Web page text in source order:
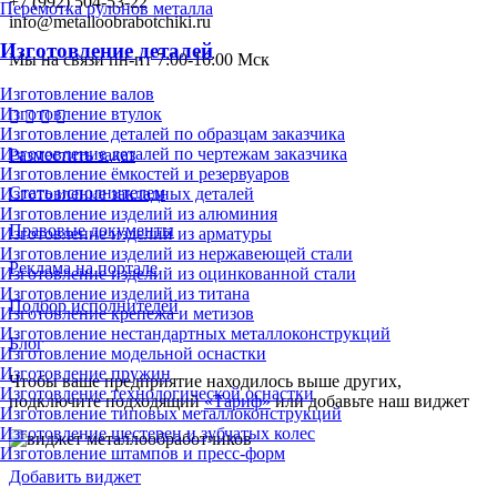
Перемотка рулонов металла
Изготовление деталей
Изготовление валов
Изготовление втулок
Изготовление деталей по образцам заказчика
Изготовление деталей по чертежам заказчика
Изготовление ёмкостей и резервуаров
Изготовление закладных деталей
Изготовление изделий из алюминия
Изготовление изделий из арматуры
Изготовление изделий из нержавеющей стали
Изготовление изделий из оцинкованной стали
Изготовление изделий из титана
Изготовление крепежа и метизов
Изготовление нестандартных металлоконструкций
Изготовление модельной оснастки
Изготовление пружин
Изготовление технологической оснастки
Изготовление типовых металлоконструкций
Изготовление шестерен и зубчатых колес
Изготовление штампов и пресс-форм
info@metalloobrabotchiki.ru
Мы на связи пн-пт 7:00-16:00 Мск
Разместить заказ
Стать исполнителем
Правовые документы
Реклама на портале
Подбор исполнителей
Блог
Чтобы ваше предприятие находилось выше других,
подключите подходящий«Тариф»или добавьте наш виджет
Добавить виджет